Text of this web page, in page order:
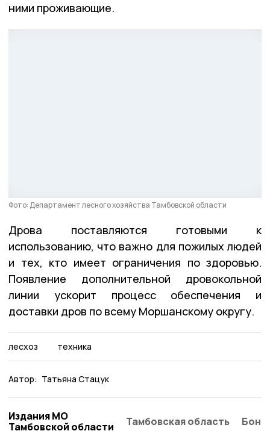
ними проживающие.
Фото: Департамент лесного хозяйства Тамбовской области
Дрова поставляются готовыми к
использованию, что важно для пожилых людей
и тех, кто имеет ограничения по здоровью.
Появление дополнительной дровокольной
линии ускорит процесс обеспечения и
доставки дров по всему Моршанскому округу.
лесхоз техника
Автор: Татьяна Стацук
Издания МО
Тамбовской области
Тамбовская область